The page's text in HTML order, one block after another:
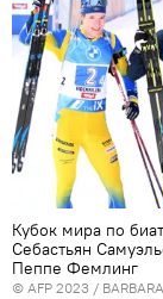
Кубок мира по
Себастьян
Пеппе Фемлинг
© AFP 2023 /